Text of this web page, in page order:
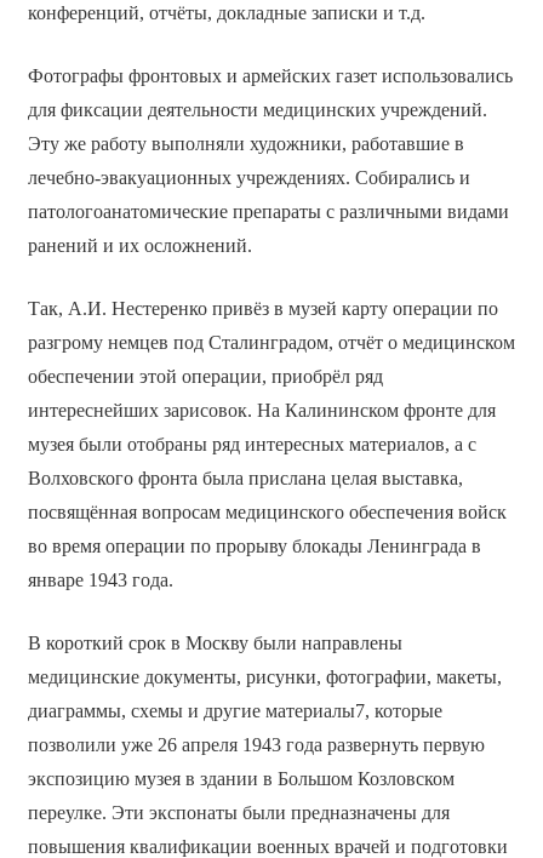
конференций, отчёты, докладные записки и т.д.
Фотографы фронтовых и армейских газет использовались
для фиксации деятельности медицинских учреждений.
Эту же работу выполняли художники, работавшие в
лечебно-эвакуационных учреждениях. Собирались и
патологоанатомические препараты с различными видами
ранений и их осложнений.
Так, А.И. Нестеренко привёз в музей карту операции по
разгрому немцев под Сталинградом, отчёт о медицинском
обеспечении этой операции, приобрёл ряд
интереснейших зарисовок. На Калининском фронте для
музея были отобраны ряд интересных материалов, а с
Волховского фронта была прислана целая выставка,
посвящённая вопросам медицинского обеспечения войск
во время операции по прорыву блокады Ленинграда в
январе 1943 года.
В короткий срок в Москву были направлены
медицинские документы, рисунки, фотографии, макеты,
диаграммы, схемы и другие материалы7, которые
позволили уже 26 апреля 1943 года развернуть первую
экспозицию музея в здании в Большом Козловском
переулке. Эти экспонаты были предназначены для
повышения квалификации военных врачей и подготовки